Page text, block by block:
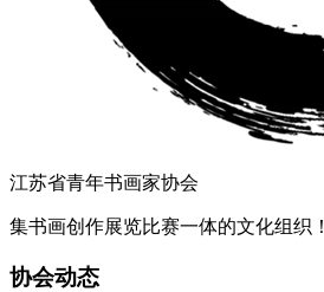
江苏省青年书画家协会
集书画创作展览比赛一体的文化组织！
协会动态